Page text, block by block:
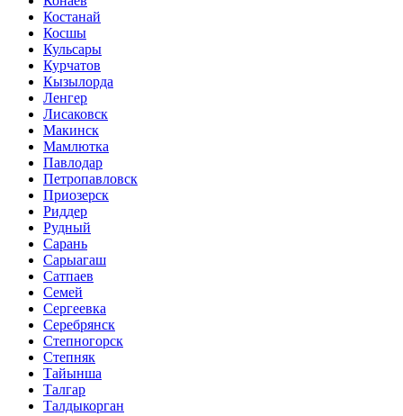
Костанай
Косшы
Кульсары
Курчатов
Кызылорда
Ленгер
Лисаковск
Макинск
Мамлютка
Павлодар
Петропавловск
Приозерск
Риддер
Рудный
Сарань
Сарыагаш
Сатпаев
Семей
Сергеевка
Серебрянск
Степногорск
Степняк
Тайынша
Талгар
Талдыкорган